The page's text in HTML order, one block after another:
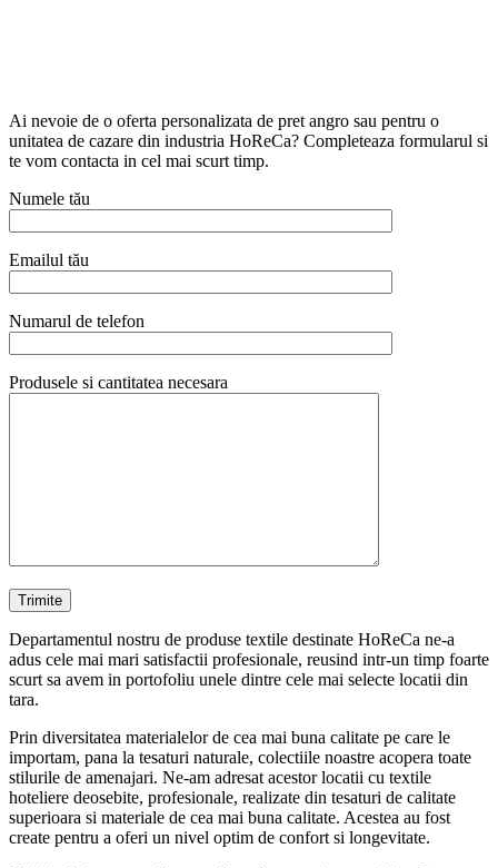
Ai nevoie de o oferta personalizata de pret angro sau pentru o
unitatea de cazare din industria HoReCa? Completeaza formularul si
te vom contacta in cel mai scurt timp.
Numele tău
Emailul tău
Numarul de telefon
Produsele si cantitatea necesara
Departamentul nostru de produse textile destinate HoReCa ne-a
adus cele mai mari satisfactii profesionale, reusind intr-un timp foarte
scurt sa avem in portofoliu unele dintre cele mai selecte locatii din
tara.
Prin diversitatea materialelor de cea mai buna calitate pe care le
importam, pana la tesaturi naturale, colectiile noastre acopera toate
stilurile de amenajari. Ne-am adresat acestor locatii cu textile
hoteliere deosebite, profesionale, realizate din tesaturi de calitate
superioara si materiale de cea mai buna calitate. Acestea au fost
create pentru a oferi un nivel optim de confort si longevitate.